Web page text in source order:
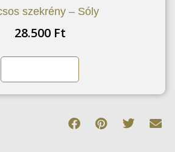
szekrény – Sóly
28.500 Ft